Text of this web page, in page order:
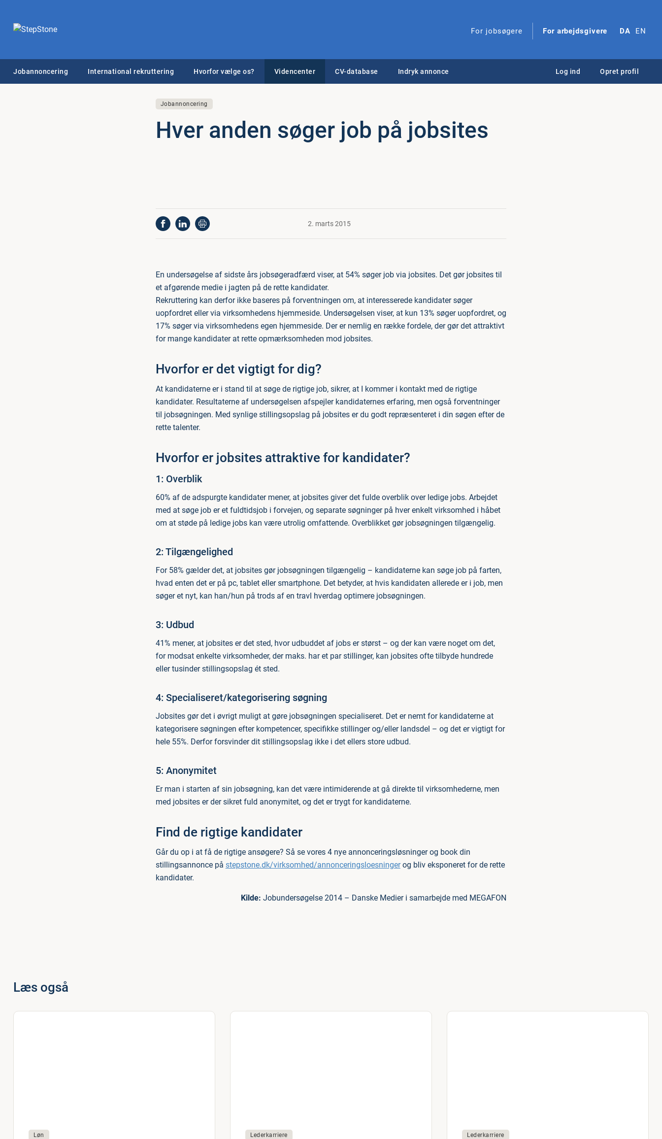
For jobsøgere For arbejdsgivere DA EN
Jobannoncering International rekruttering Hvorfor vælge os? Videncenter CV-database Indryk annonce Log ind Opret profil
Jobannoncering
Hver anden søger job på jobsites
2. marts 2015
En undersøgelse af sidste års jobsøgeradfærd viser, at 54% søger job via jobsites. Det gør jobsites til
et afgørende medie i jagten på de rette kandidater.
Rekruttering kan derfor ikke baseres på forventningen om, at interesserede kandidater søger
uopfordret eller via virksomhedens hjemmeside. Undersøgelsen viser, at kun 13% søger uopfordret, og
17% søger via virksomhedens egen hjemmeside. Der er nemlig en række fordele, der gør det attraktivt
for mange kandidater at rette opmærksomheden mod jobsites.
Hvorfor er det vigtigt for dig?
At kandidaterne er i stand til at søge de rigtige job, sikrer, at I kommer i kontakt med de rigtige
kandidater. Resultaterne af undersøgelsen afspejler kandidaternes erfaring, men også forventninger
til jobsøgningen. Med synlige stillingsopslag på jobsites er du godt repræsenteret i din søgen efter de
rette talenter.
Hvorfor er jobsites attraktive for kandidater?
1: Overblik
60% af de adspurgte kandidater mener, at jobsites giver det fulde overblik over ledige jobs. Arbejdet
med at søge job er et fuldtidsjob i forvejen, og separate søgninger på hver enkelt virksomhed i håbet
om at støde på ledige jobs kan være utrolig omfattende. Overblikket gør jobsøgningen tilgængelig.
2: Tilgængelighed
For 58% gælder det, at jobsites gør jobsøgningen tilgængelig – kandidaterne kan søge job på farten,
hvad enten det er på pc, tablet eller smartphone. Det betyder, at hvis kandidaten allerede er i job, men
søger et nyt, kan han/hun på trods af en travl hverdag optimere jobsøgningen.
3: Udbud
41% mener, at jobsites er det sted, hvor udbuddet af jobs er størst – og der kan være noget om det,
for modsat enkelte virksomheder, der maks. har et par stillinger, kan jobsites ofte tilbyde hundrede
eller tusinder stillingsopslag ét sted.
4: Specialiseret/kategorisering søgning
Jobsites gør det i øvrigt muligt at gøre jobsøgningen specialiseret. Det er nemt for kandidaterne at
kategorisere søgningen efter kompetencer, specifikke stillinger og/eller landsdel – og det er vigtigt for
hele 55%. Derfor forsvinder dit stillingsopslag ikke i det ellers store udbud.
5: Anonymitet
Er man i starten af sin jobsøgning, kan det være intimiderende at gå direkte til virksomhederne, men
med jobsites er der sikret fuld anonymitet, og det er trygt for kandidaterne.
Find de rigtige kandidater
Går du op i at få de rigtige ansøgere? Så se vores 4 nye annonceringsløsninger og book din
stillingsannonce på stepstone.dk/virksomhed/annonceringsloesningerog bliv eksponeret for de rette
kandidater.
Kilde: Jobundersøgelse 2014 – Danske Medier i samarbejde med MEGAFON
Læs også
Løn Lederkarriere Lederkarriere